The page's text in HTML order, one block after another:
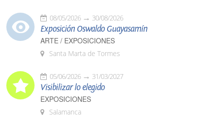
08/05/2026 30/08/2026
Exposición Oswaldo Guayasamín
ARTE / EXPOSICIONES
Santa Marta de Tormes
05/06/2026 31/03/2027
Visibilizar lo elegido
EXPOSICIONES
Salamanca